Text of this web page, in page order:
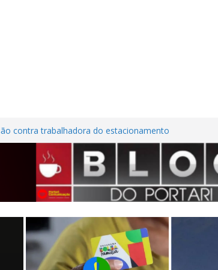
contra trabalhadora do estacionamento
em Frutal
Nordestina
casa desabitada e furtam bicicleta,
no Centro de Frutal
em investimentos, obras de melhoria
seguem em ritmo avançado